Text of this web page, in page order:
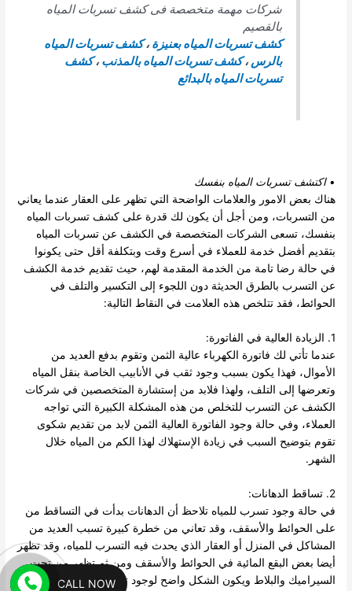
شركات مهمة متخصصة فى كشف تسربات المياه
بالقصيم
كشف تسربات المياه بعنيزة،كشف تسربات المياه
بالرس،كشف تسربات المياه بالمذنب،كشف
تسربات المياه بالبدائع
•اكتشف تسربات المياه بنفسك
هناك بعض الامور والعلامات الواضحة التي تظهر على العقار عندما يعاني
من التسربات، ومن أجل أن يكون لك قدرة على كشف تسربات المياه
بنفسك، تسعى الشركات المتخصصة في الكشف عن تسربات المياه
بتقديم أفضل خدمة للعملاء في أسرع وقت وبتكلفة أقل حتى يكونوا
في حالة رضا تامة من الخدمة المقدمة لهم، حيث تقديم خدمة الكشف
عن التسرب بالطرق الحديثة دون اللجوء إلى التكسير والتلف في
الحوائط، فقد تتلخص هذه العلامت في النقاط التالية:
1. الزيادة العالية في الفاتورة:
عندما تأتي لك فاتورة الكهرباء عالية الثمن وتقوم بدفع العديد من
الأموال، فهذا يكون بسبب وجود ثقب في الأنابيب الخاصة بنقل المياه
وتعرضها إلى التلف، ولهذا فلابد من إستشارة المتخصصين في شركات
الكشف عن التسرب للتخلص من هذه المشكلة الكبيرة التي تواجه
العملاء، وفي حالة وجود الفاتورة العالية الثمن لابد من تقديم شكوى
تقوم بتوضيح السبب في زيادة الإستهلاك لهذا الكم من المياه خلال
الشهر.
2. تساقط الدهانات:
في حالة وجود تسرب للمياه تلاحظ أن الدهانات بدأت في التساقط من
على الحوائط والأسقف، وقد تعاني من خطرة كبيرة تسبب العديد من
المشاكل في المنزل أو العقار الذي يحدث فيه التسرب للمياه، وقد تظهر
أيضا بعض البقع المائية في الحوائط والأسقف ومن ثم تظهر من تحت
السيراميك والبلاط ويكون الشكل واضح لوجود تسربات للمياه.
CALL NOW